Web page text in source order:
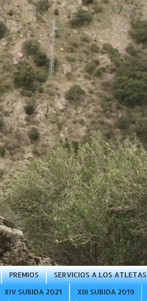
PREMIOS
SERVICIOS A LOS ATLETAS
XIV SUBIDA 2021
XIII SUBIDA 2019